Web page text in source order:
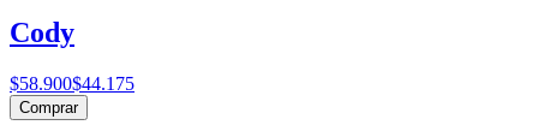
Cody
$58.900$44.175
Comprar